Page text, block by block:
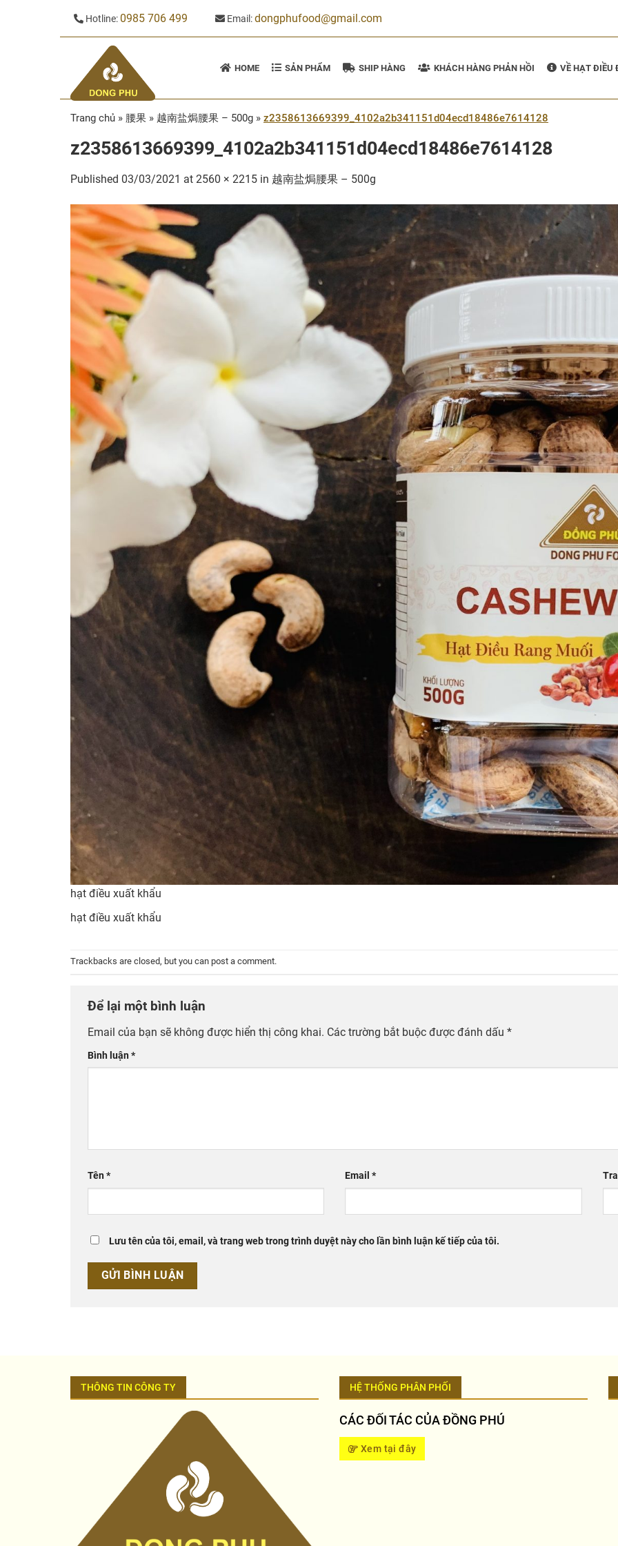
Hotline: 0985 706 499 Email:dongphufood@gmail.com
HOME SẢN PHẨM SHIP HÀNG KHÁCH HÀNG PHẢN HỒI VỀ HẠT ĐIỀU
Trang chủ » 腰果 » 越南盐焗腰果 – 500g » z2358613669399_4102a2b341151d04ecd18486e7614128
z2358613669399_4102a2b341151d04ecd18486e7614128
Published 03/03/2021 at 2560 × 2215 in 越南盐焗腰果 – 500g
hạt điều xuất khẩu
hạt điều xuất khẩu
Trackbacks are closed, but you can post a comment.
Để lại một bình luận
Email của bạn sẽ không được hiển thị công khai. Các trường bắt buộc được đánh dấu *
Bình luận*
Tên* Email*
Lưu tên của tôi, email, và trang web trong trình duyệt này cho lần bình luận kế tiếp của tôi.
THÔNG TIN CÔNG TY HỆ THỐNG PHÂN PHỐI
CÁC ĐỐI TÁC CỦA ĐỒNG PHÚ
Xem tại đây